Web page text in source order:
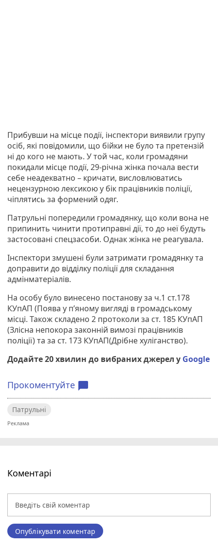
Прибувши на місце події, інспектори виявили групу
осіб, які повідомили, що бійки не було та претензій
ні до кого не мають. У той час, коли громадяни
покидали місце події, 29-річна жінка почала вести
себе неадекватно – кричати, висловлюватись
нецензурною лексикою у бік працівників поліції,
чіплятись за формений одяг.
Патрульні попередили громадянку, що коли вона не
припинить чинити протиправні дії, то до неї будуть
застосовані спецзасоби. Однак жінка не реагувала.
Інспектори змушені були затримати громадянку та
доправити до відділку поліції для складання
адмінматеріалів.
На особу було винесено постанову за ч.1 ст.178
КУпАП (Поява у п’яному вигляді в громадському
місці. Також складено 2 протоколи за ст. 185 КУпАП
(Злісна непокора законній вимозі працівників
поліції) та за ст. 173 КУпАП(Дрібне хуліганство).
Додайте 20 хвилин до вибраних джерел у Google
Прокоментуйте chat_bubble
Патрульні
Коментарі
Опублікувати коментар